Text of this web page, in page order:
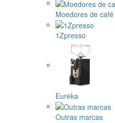
Moedores de
1Zpresso
Eureka
Outras marcas